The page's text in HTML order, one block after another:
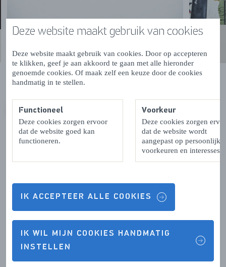
Deze website maakt gebruik van cookies
Deze website maakt gebruik van cookies. Door op accepteren
te klikken, geef je aan akkoord te gaan met alle hieronder
genoemde cookies. Of maak zelf een keuze door de cookies
handmatig in te stellen.
Functioneel
Deze cookies zorgen ervoor
dat de website goed kan
functioneren.
Voorkeur
Deze cookies zorgen
dat de website wordt
aangepast op persoonlijke
voorkeuren en interesses.
IK ACCEPTEER ALLE COOKIES
IK WIL MIJN COOKIES HANDMATIG
INSTELLEN
VORIGE VOLGENDE
OPENINGSTIJDEN